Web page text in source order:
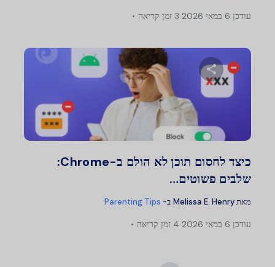
עודכן 3 זמן קריאה
שתף מאמר זה
כיצד לחסום תוכן לא הולם ב-Chrome:
שלבים פשוטים…
מאתMelissa E. Henry ב- Parenting Tips
עודכן 4 זמן קריאה